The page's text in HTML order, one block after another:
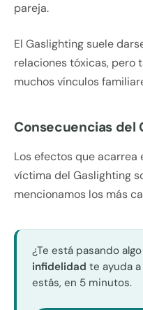
pareja.
El Gaslighting suele
relaciones tóxicas, pero
muchos vínculos
Consecuencias del
Los efectos que acarrea
víctima del Gaslighting
mencionamos los más
¿Te está pasando
infidelidad te ayuda
estás, en 5 minutos.